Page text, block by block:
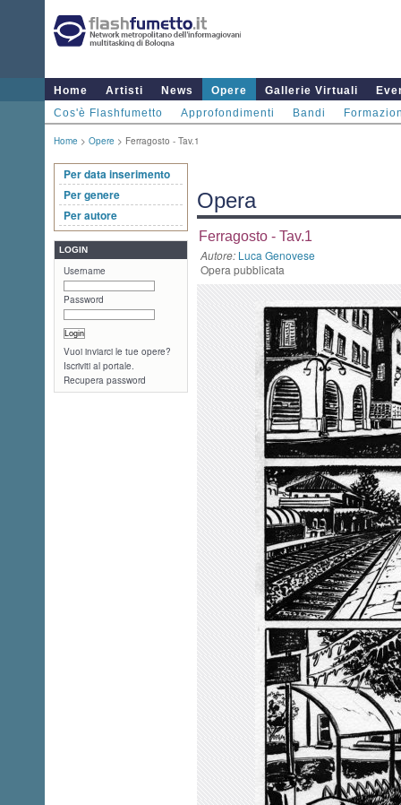
Home Artisti News Opere Gallerie Virtuali
Cos'è Flashfumetto
Approfondimenti Bandi
Home > Opere > Ferragosto - Tav.1
Per data inserimento
Per genere
Per autore
LOGIN
Username
Password
Vuoi inviarci le tue opere?
Iscriviti al portale.
Recupera password
Opera
Ferragosto - Tav.1
Autore: Luca Genovese
Opera pubblicata